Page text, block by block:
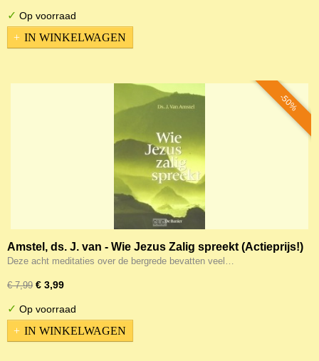
✓ Op voorraad
IN WINKELWAGEN
-50%
Amstel, ds. J. van - Wie Jezus Zalig spreekt (Actieprijs!)
Deze acht meditaties over de bergrede bevatten veel…
€ 7,99 € 3,99
✓ Op voorraad
IN WINKELWAGEN